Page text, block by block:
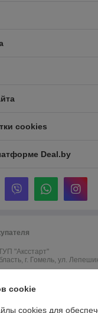
cookies
Deal.by
"Аксстарт"
г. Гомель, ул.
cookie
cookies для